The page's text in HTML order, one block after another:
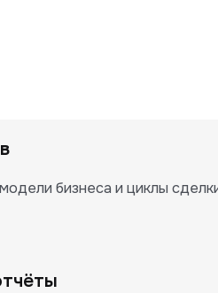
бизнеса и циклы